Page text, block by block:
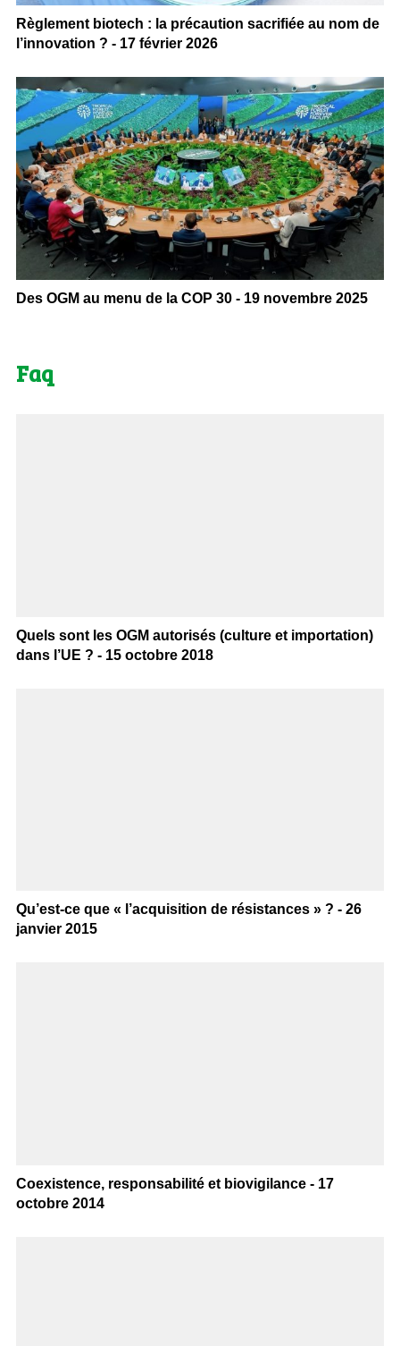
Règlement biotech : la précaution sacrifiée au nom de
l’innovation ? - 17 février 2026
Des OGM au menu de la COP 30 - 19 novembre 2025
Faq
Quels sont les OGM autorisés (culture et importation)
dans l’UE ? - 15 octobre 2018
Qu’est-ce que « l’acquisition de résistances » ? - 26
janvier 2015
Coexistence, responsabilité et biovigilance - 17
octobre 2014